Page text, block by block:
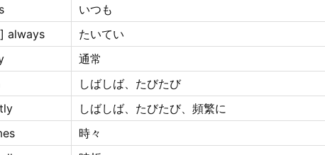
いつも
always
たいてい
通常
しばしば、たびたび
しばしば、たびたび、頻繁に
時々